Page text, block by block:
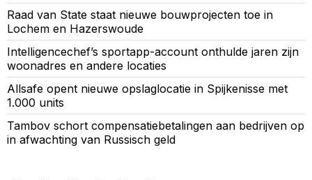
Raad van State staat nieuwe bouwprojecten toe in
Lochem en Hazerswoude
Intelligencechef’s sportapp-account onthulde jaren zijn
woonadres en andere locaties
Allsafe opent nieuwe opslaglocatie in Spijkenisse met
1.000 units
Tambov schort compensatiebetalingen aan bedrijven op
in afwachting van Russisch geld